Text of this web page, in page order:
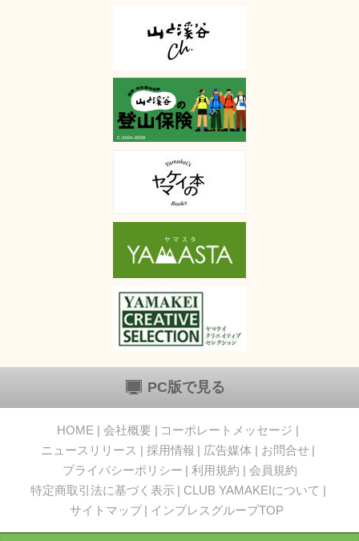
PC版で見る
HOME 会社概要
コーポレートメッセージ
ニュースリリース
採用情報 広告媒体
お問合せ
プライバシーポリシー
利用規約
会員規約
特定商取引法に基づく表示
CLUB YAMAKEIについて
サイトマップ
インプレスグループTOP